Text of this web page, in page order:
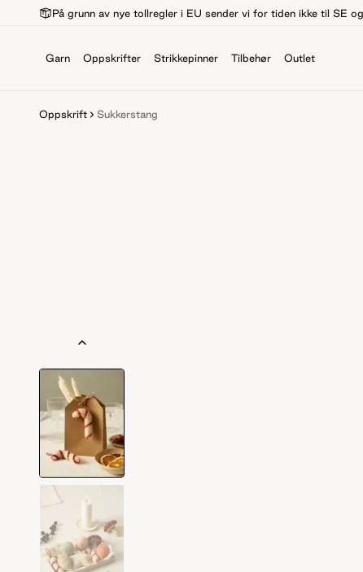
På grunn av nye tollregler i EU sender vi for tiden ikke til SE
Garn Oppskrifter Strikkepinner Tilbehør Outlet
Oppskrift Sukkerstang